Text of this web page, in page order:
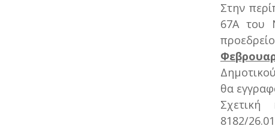
Στην
67Α του
θα
8182/